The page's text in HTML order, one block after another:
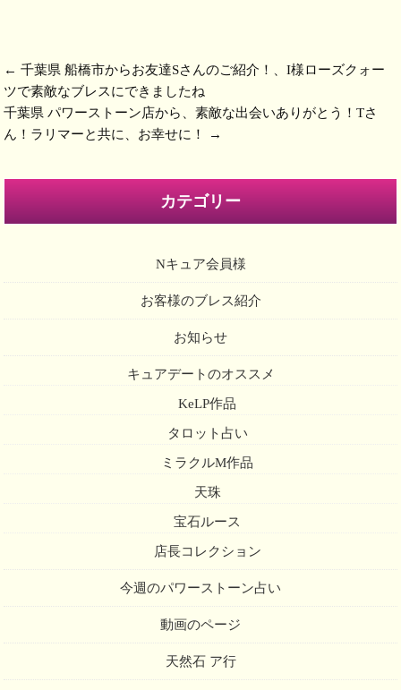
←千葉県 船橋市からお友達Sさんのご紹介！、I様ローズクォー
ツで素敵なブレスにできましたね
千葉県 パワーストーン店から、素敵な出会いありがとう！Tさ
ん！ラリマーと共に、お幸せに！
→
カテゴリー
Nキュア会員様
お客様のブレス紹介
お知らせ
キュアデートのオススメ
KeLP作品
タロット占い
ミラクルM作品
天珠
宝石ルース
店長コレクション
今週のパワーストーン占い
動画のページ
天然石 ア行